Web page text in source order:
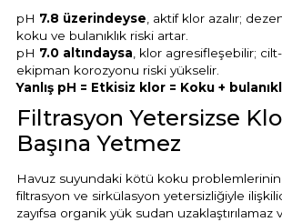
Havuz Filtre
Havuz Kış Kimyasalı
Kalsiyum Hipoklorit
Süper Pool
Bahçe Süs Havuzu
Endüstriyel Blower
Ayak Havuzu
pH 7.8 üzerindeyse , aktif klor azalır;
koku ve bulanıklık riski artar.
pH 7.0 altındaysa , klor agresifleşebilir;
ekipman korozyonu riski yükselir.
Yanlış pH = Etkisiz klor = Koku +
Filtrasyon Yetersizse
Başına Yetmez
Havuz suyundaki kötü koku problemlerinin
filtrasyon ve sirkülasyon yetersizliğiyle
zayıfsa organik yük sudan uzaklaştırılamaz